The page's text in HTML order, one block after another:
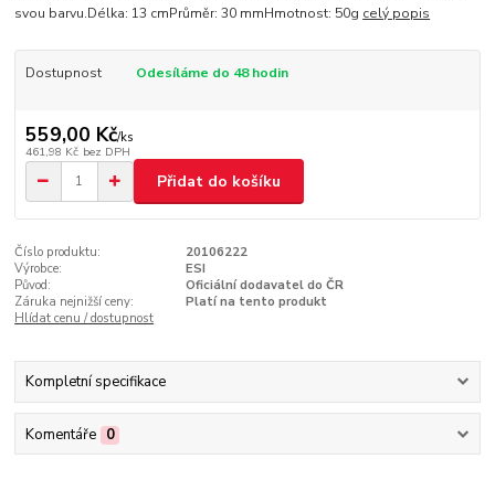
svou barvu.Délka: 13 cmPrůměr: 30 mmHmotnost: 50g celý popis
Dostupnost Odesíláme do 48 hodin
559,00 Kč/ks
461,98 Kč bez DPH
Přidat do košíku
Číslo produktu:
20106222
Výrobce:
ESI
Původ:
Oficiální dodavatel do ČR
Záruka nejnižší ceny:
Platí na tento produkt
Hlídat cenu / dostupnost
Kompletní specifikace
Komentáře 0